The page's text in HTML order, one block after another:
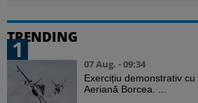
TRENDING
1
07 Aug. - 09:34
Exercițiu demonstrativ
Aeriană Borcea. ...